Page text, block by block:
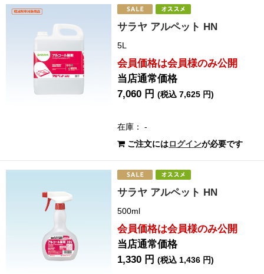
サラヤ アルペット HN
5L
会員価格は会員様のみ公開
当店通常価格
7,060 円(税込 7,625 円)
在庫： -
ご注文にはログインが必要です
サラヤ アルペット HN
500ml
会員価格は会員様のみ公開
当店通常価格
1,330 円(税込 1,436 円)